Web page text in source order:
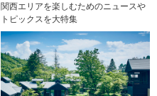
関西エリアを楽しむためのニュースや
トピックスを大特集